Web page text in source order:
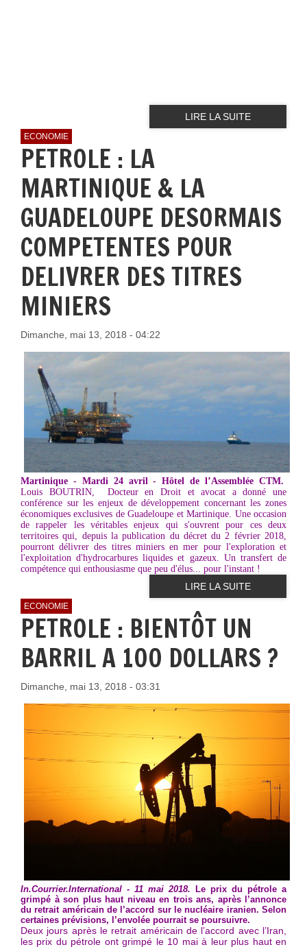
LIRE LA SUITE
ECONOMIE
PETROLE : LA
MARTINIQUE & LA
GUADELOUPE DESORMAIS
COMPETENTES POUR
DELIVRER DES TITRES
MINIERS
Dimanche, mai 13, 2018 - 04:22
Martinique - Mardi 24 avril - Hôtel de l’Assemblée CTM.
Louis BOUTRIN, Docteur en Droit et avocat a donné une
conférence sur les enjeux de développement concernant les zones
économiques exclusives de Guadeloupe et Martinique. Une occasion
de rappeler les véritables enjeux qui s'ouvrent pour ces deux
territoires qui, depuis la publication du décret du 2 février 2018,
pourront délivrer des titres miniers en mer pour l'exploration et
l'exploitation d'hydrocarbures liquides et gazeux. Un transfert de
compétence qui enthousiasme que peu d'élus... pour l'instant !
LIRE LA SUITE
ECONOMIE
PETROLE : BIENTÔT UN
BARRIL A 100 DOLLARS ?
Dimanche, mai 13, 2018 - 03:31
In.Courrier.International - 11 mai 2018. Le prix du pétrole a
grimpé à son plus haut niveau en trois ans, après l’annonce
du retrait américain de l’accord sur le nucléaire iranien. Selon
certaines prévisions, l’envolée pourrait se poursuivre.
Deux jours après le retrait américain de l’accord avec l’Iran,
les prix du pétrole ont grimpé le 10 mai à leur plus haut en